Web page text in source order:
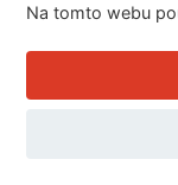
Na tomto webu